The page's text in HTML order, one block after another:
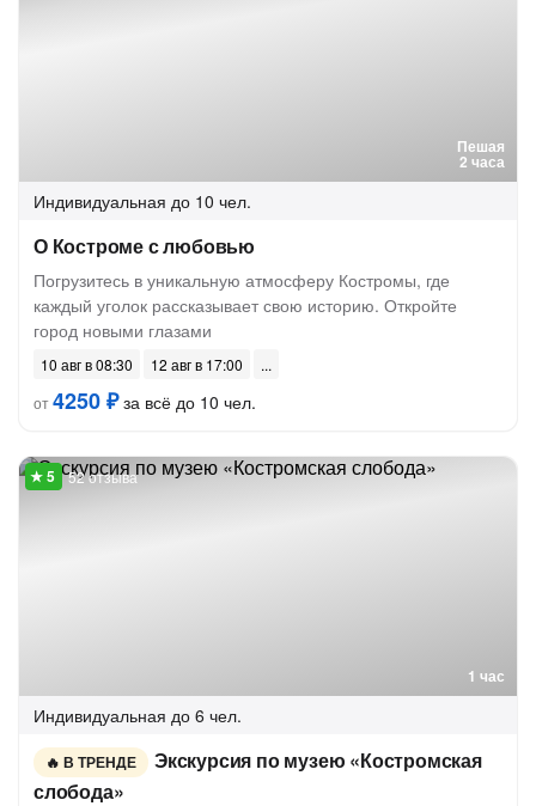
Пешая
2 часа
Индивидуальная до 10 чел.
О Костроме с любовью
Погрузитесь в уникальную атмосферу Костромы, где
каждый уголок рассказывает свою историю. Откройте
город новыми глазами
10 авг в 08:30
12 авг в 17:00
от4250 ₽за всё до 10 чел.
1 час
52 отзыва
Индивидуальная до 6 чел.
В ТРЕНДЕ
Экскурсия по музею «Костромская
слобода»